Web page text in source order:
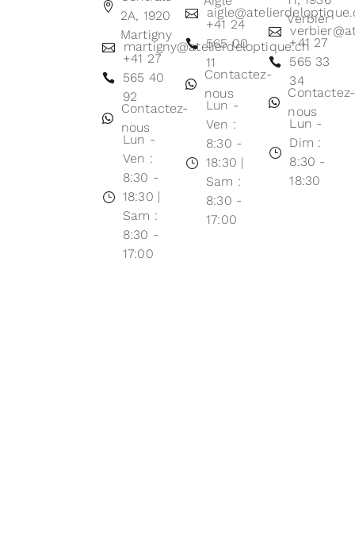
2A, 1920
Martigny
martigny@atelierdeloptique.ch
+41 27
565 40
92
Contactez-
nous
Lun -
Ven :
8:30 -
18:30 |
Sam :
8:30 -
17:00
+41 24
565 00
11
Contactez-
nous
Lun -
Ven :
8:30 -
18:30 |
Sam :
8:30 -
17:00
Verbier
+41 27
565 33
34
Contactez-
nous
Lun -
Dim :
8:30 -
18:30